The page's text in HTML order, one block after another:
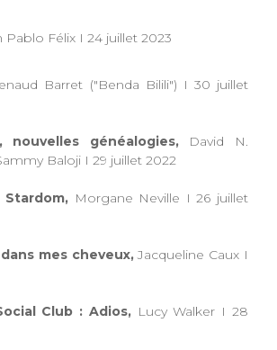
Pablo Félix I 24 juillet 2023
Barret ("Benda Bilili") I 30 juillet
nouvelles généalogies, David N.
Baloji I 29 juillet 2022
Morgane Neville I 26 juillet
mes cheveux,Jacqueline Caux I
Club : Adios,Lucy Walker I 28